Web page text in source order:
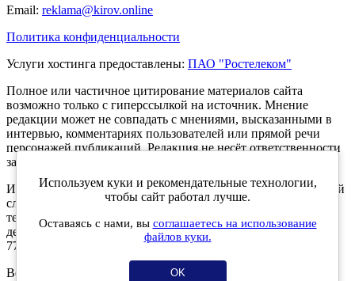
Email: reklama@kirov.online
Политика конфиденциальности
Услуги хостинга предоставлены: ПАО "Ростелеком"
Полное или частичное цитирование материалов сайта
возможно только с гиперссылкой на источник. Мнение
редакции может не совпадать с мнениями, высказанными в
интервью, комментариях пользователей или прямой речи
персонажей публикаций. Редакция не несёт ответственности
за текст комментариев читателей.
Интернет-портал Kirov.online зарегистрирован в Федеральной
службе по надзору в сфере связи, информационных
технологий и массовых коммуникаций (Роскомнадзор) 5
декабря 2019 года. Регистрационный номер ЭЛ № ФС 77 -
77189.
Возрастное ограничение 12+
Используем куки и рекомендательные технологии,
чтобы сайт работал лучше.
Оставаясь с нами, вы соглашаетесь на использование
файлов куки.
OK